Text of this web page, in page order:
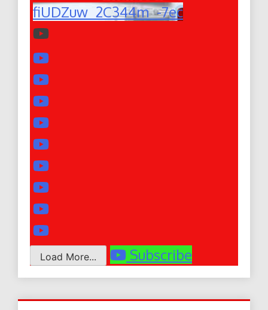
fiUDZuw_2C344m_-7ec
Load More... Subscribe